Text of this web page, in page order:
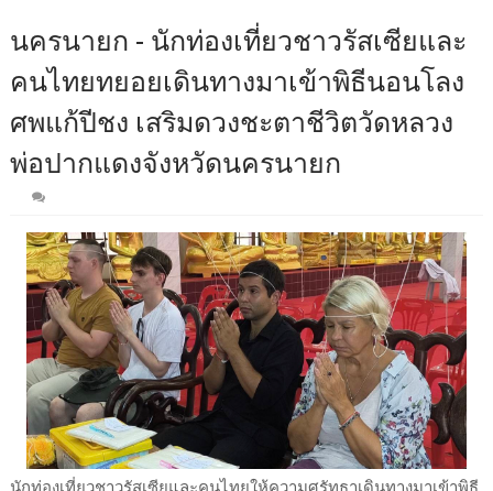
นครนายก - นักท่องเที่ยวชาวรัสเซียและ
คนไทยทยอยเดินทางมาเข้าพิธีนอนโลง
ศพแก้ปีชง เสริมดวงชะตาชีวิตวัดหลวง
พ่อปากแดงจังหวัดนครนายก